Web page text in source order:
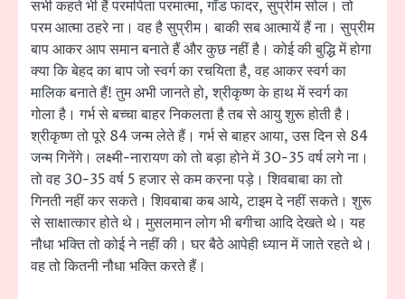
सभी कहते भी हैं परमपिता परमात्मा, गॉड फादर, सुप्रीम सोल। तो
परम आत्मा ठहरे ना। वह है सुप्रीम। बाकी सब आत्मायें हैं ना। सुप्रीम
बाप आकर आप समान बनाते हैं और कुछ नहीं है। कोई की बुद्धि में होगा
क्या कि बेहद का बाप जो स्वर्ग का रचयिता है, वह आकर स्वर्ग का
मालिक बनाते हैं! तुम अभी जानते हो, श्रीकृष्ण के हाथ में स्वर्ग का
गोला है। गर्भ से बच्चा बाहर निकलता है तब से आयु शुरू होती है।
श्रीकृष्ण तो पूरे 84 जन्म लेते हैं। गर्भ से बाहर आया, उस दिन से 84
जन्म गिनेंगे। लक्ष्मी-नारायण को तो बड़ा होने में 30-35 वर्ष लगे ना।
तो वह 30-35 वर्ष 5 हजार से कम करना पड़े। शिवबाबा का तो
गिनती नहीं कर सकते। शिवबाबा कब आये, टाइम दे नहीं सकते। शुरू
से साक्षात्कार होते थे। मुसलमान लोग भी बगीचा आदि देखते थे। यह
नौधा भक्ति तो कोई ने नहीं की। घर बैठे आपेही ध्यान में जाते रहते थे।
वह तो कितनी नौधा भक्ति करते हैं।